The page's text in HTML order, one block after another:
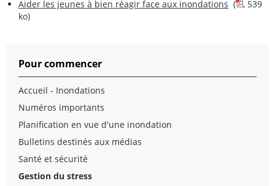
Aider les jeunes à bien réagir face aux inondations (
, 539
ko)
Pour commencer
Accueil - Inondations
Numéros importants
Planification en vue d'une inondation
Bulletins destinés aux médias
Santé et sécurité
Gestion du stress